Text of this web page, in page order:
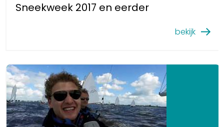
Sneekweek 2017 en eerder
bekijk